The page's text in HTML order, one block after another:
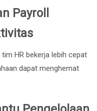
Payroll
HR bekerja lebih cepat
dapat menghemat